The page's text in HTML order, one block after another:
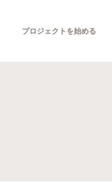
プロジェクトを始める